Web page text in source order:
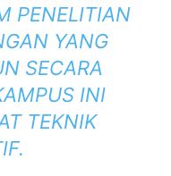
PENELITIAN
YANG
SECARA
INI
TEKNIK